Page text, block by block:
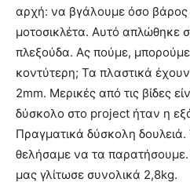
αρχή: να βγάλουμε όσο
μοτοσικλέτα. Αυτό απλώθηκε
πλεξούδα. Ας πούμε,
κοντύτερη; Τα πλαστικά
2mm. Μερικές από τις βίδες
δύσκολο στο project ήταν η
Πραγματικά δύσκολη
θελήσαμε να τα παρατήσουμε.
μας γλίτωσε συνολικά 2,8kg.